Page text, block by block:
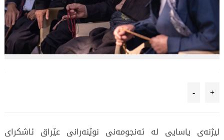
+
-
لیژنەی یاسایی لە ئەنجومەنی نوێنەرانی عێراق ئاشکرای